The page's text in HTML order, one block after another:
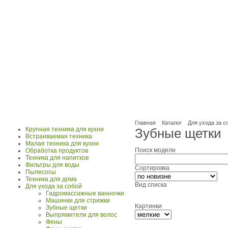
Главная Каталог Для ухода за
Зубные щетки
Поиск модели
Сортировка
Вид списка
Картинки
Крупная техника для кухни
Встраиваемая техника
Малая техника для кухни
Обработка продуктов
Техника для напитков
Фильтры для воды
Пылесосы
Техника для дома
Для ухода за собой
Гидромассажные ванночки
Машинки для стрижки
Зубные щетки
Выпрямители для волос
Фены